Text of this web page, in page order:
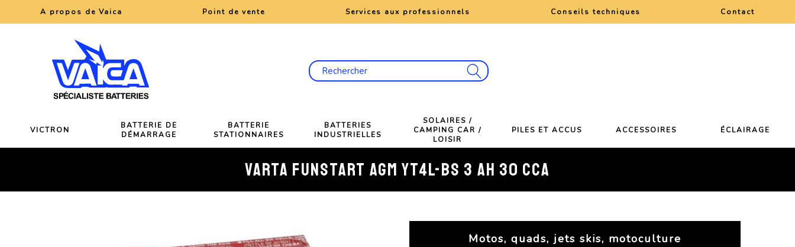
A propos de Vaica Point de vente Services aux professionnels Conseils techniques Contact
VICTRON
BATTERIE DE
DÉMARRAGE
BATTERIE
STATIONNAIRES
BATTERIES
INDUSTRIELLES
SOLAIRES /
CAMPING CAR /
LOISIR
PILES ET ACCUS ACCESSOIRES ÉCLAIRAGE
VARTA FUNSTART AGM YT4L-BS 3 AH 30 CCA
Motos, quads, jets skis, motoculture